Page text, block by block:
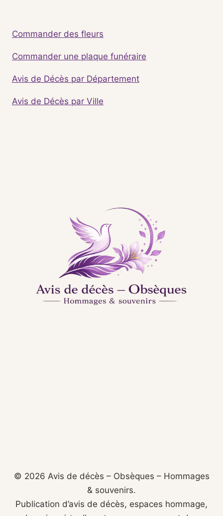
Commander des fleurs
Commander une plaque funéraire
Avis de Décès par Département
Avis de Décès par Ville
© 2026 Avis de décès – Obsèques – Hommages
& souvenirs.
Publication d’avis de décès, espaces hommage,